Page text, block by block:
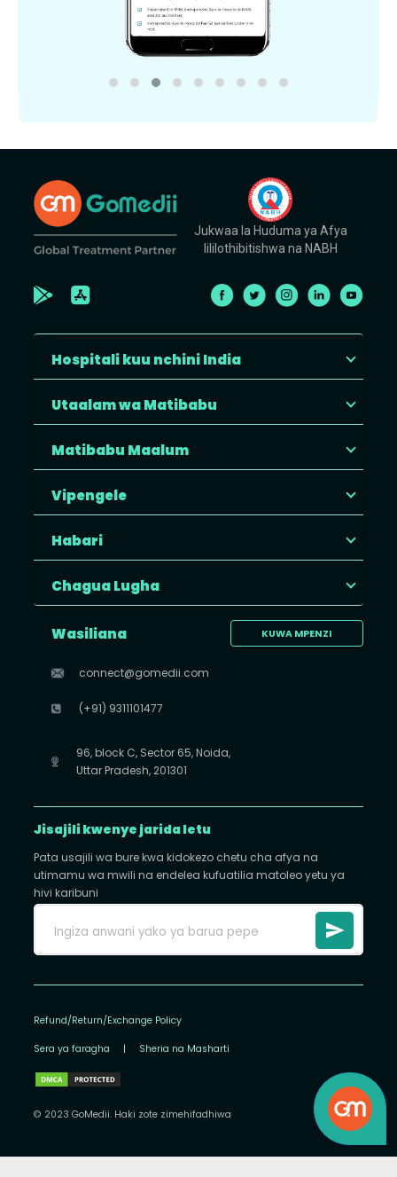
Jukwaa la Huduma ya Afya
lililothibitishwa na NABH
Hospitali kuu nchini India
Utaalam wa Matibabu
Matibabu Maalum
Vipengele
Habari
Chagua Lugha
KUWA MPENZI
Wasiliana
connect@gomedii.com
(+91) 9311101477
96, block C, Sector 65, Noida,
Uttar Pradesh, 201301
Jisajili kwenye jarida letu
Pata usajili wa bure kwa kidokezo chetu cha afya na
utimamu wa mwili na endelea kufuatilia matoleo yetu ya
hivi karibuni
Refund/Return/Exchange Policy
Sera ya faragha | Sheria na Masharti
© 2023 GoMedii. Haki zote zimehifadhiwa